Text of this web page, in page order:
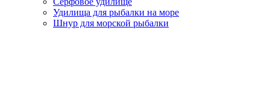
Удилища для рыбалки на море
Шнур для морской рыбалки